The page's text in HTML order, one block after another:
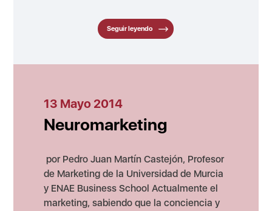
Seguir leyendo
13 Mayo 2014
Neuromarketing
por Pedro Juan Martín Castejón, Profesor
de Marketing de la Universidad de Murcia
y ENAE Business School Actualmente el
marketing, sabiendo que la conciencia y